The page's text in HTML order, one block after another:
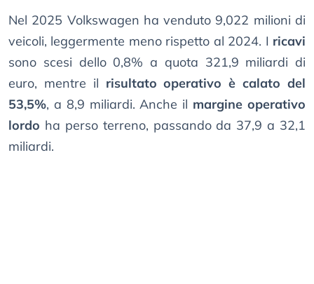
Nel 2025 Volkswagen ha venduto 9,022 milioni di
veicoli, leggermente meno rispetto al 2024. I ricavi
sono scesi dello 0,8% a quota 321,9 miliardi di
euro, mentre il risultato operativo è calato del
53,5%, a 8,9 miliardi. Anche il margine operativo
lordo ha perso terreno, passando da 37,9 a 32,1
miliardi.